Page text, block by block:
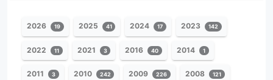
2026 19 2025 41 2024 17 2023 142
2022 11 2021 3 2016 40 2014 1
2011 3 2010 242 2009 226 2008 121